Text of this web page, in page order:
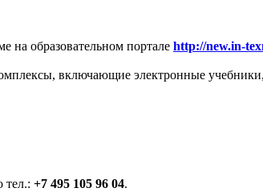
на образовательном портале http://new.in-
включающие электронные
тел.: +7 495 105 96 04.